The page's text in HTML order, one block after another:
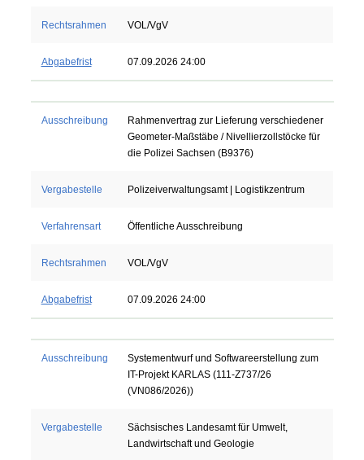
Rechtsrahmen VOL/VgV
Abgabefrist 07.09.2026 24:00
Ausschreibung
Rahmenvertrag zur Lieferung verschiedener
Geometer-Maßstäbe / Nivellierzollstöcke für
die Polizei Sachsen (B9376)
Vergabestelle Polizeiverwaltungsamt | Logistikzentrum
Verfahrensart Öffentliche Ausschreibung
Rechtsrahmen VOL/VgV
Abgabefrist 07.09.2026 24:00
Ausschreibung
Systementwurf und Softwareerstellung zum
IT-Projekt KARLAS (111-Z737/26
(VN086/2026))
Vergabestelle
Sächsisches Landesamt für Umwelt,
Landwirtschaft und Geologie